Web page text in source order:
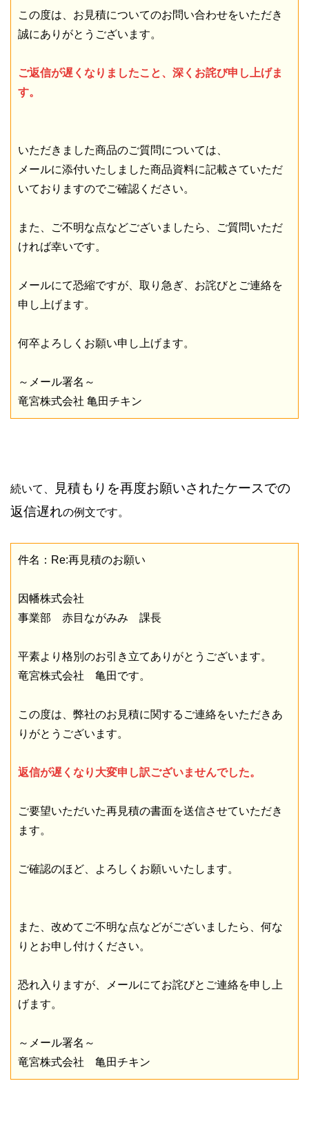
この度は、お見積についてのお問い合わせをいただき
誠にありがとうございます。
ご返信が遅くなりましたこと、深くお詫び申し上げま
す。
いただきました商品のご質問については、
メールに添付いたしました商品資料に記載さていただ
いておりますのでご確認ください。
また、ご不明な点などございましたら、ご質問いただ
ければ幸いです。
メールにて恐縮ですが、取り急ぎ、お詫びとご連絡を
申し上げます。
何卒よろしくお願い申し上げます。
～メール署名～
竜宮株式会社 亀田チキン
続いて、
見積もりを再度お願いされたケースでの
返信遅れの例文です。
件名：Re:再見積のお願い
因幡株式会社
事業部 赤目ながみみ 課長
平素より格別のお引き立てありがとうございます。
竜宮株式会社 亀田です。
この度は、弊社のお見積に関するご連絡をいただきあ
りがとうございます。
返信が遅くなり大変申し訳ございませんでした。
ご要望いただいた再見積の書面を送信させていただき
ます。
ご確認のほど、よろしくお願いいたします。
また、改めてご不明な点などがございましたら、何な
りとお申し付けください。
恐れ入りますが、メールにてお詫びとご連絡を申し上
げます。
～メール署名～
竜宮株式会社 亀田チキン